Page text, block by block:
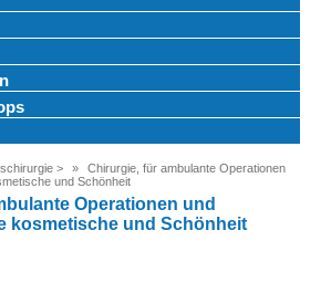
>
Chirurgie, für ambulante Operationen
und Schönheit
Operationen und
kosmetische und Schönheit